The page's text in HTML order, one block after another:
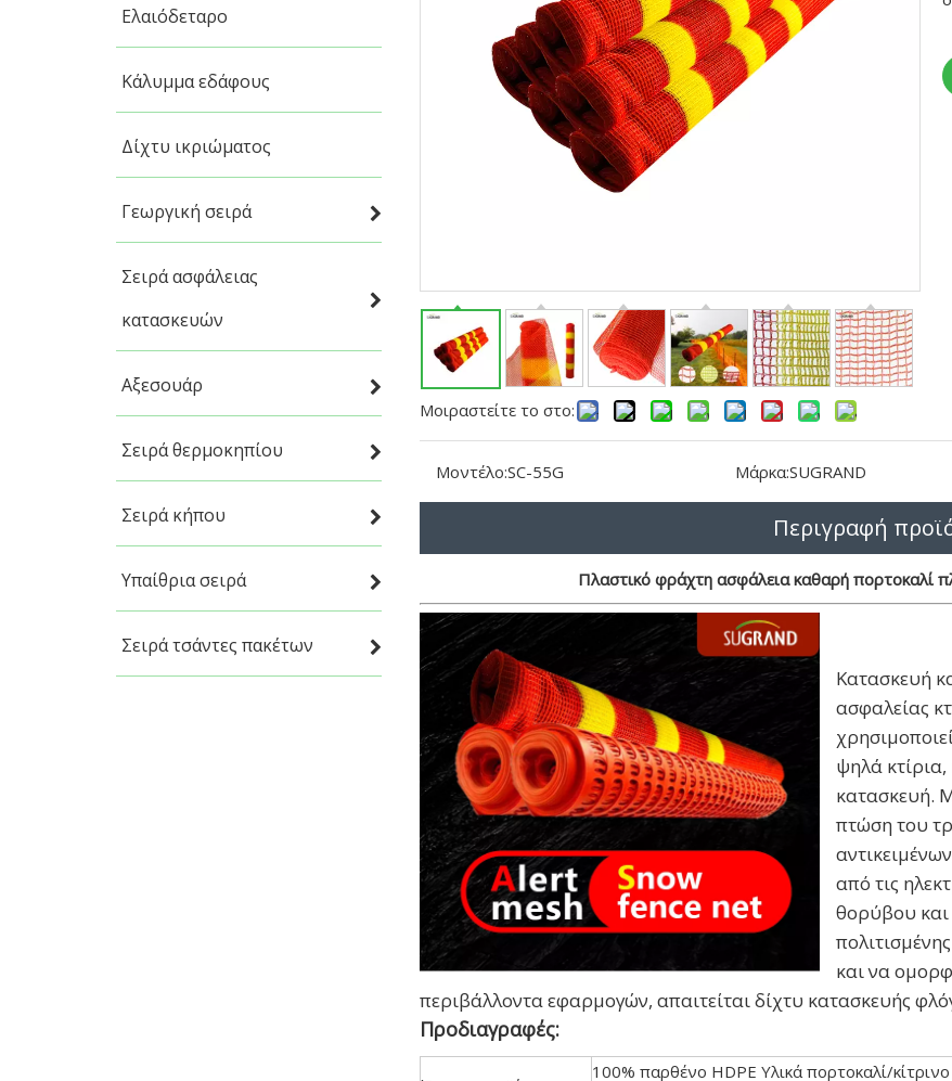
Ελαιόδεταρο
Κάλυμμα εδάφους
Δίχτυ ικριώματος
Γεωργική σειρά
Σειρά ασφάλειας
κατασκευών
Αξεσουάρ
Σειρά θερμοκηπίου
Σειρά κήπου
Υπαίθρια σειρά
Σειρά τσάντες πακέτων
Μοιραστείτε το στο:
Μοντέλο:SC-55G Μάρκα:SUGRAND
Περιγραφή
Πλαστικό φράχτη ασφάλεια καθαρή πορτοκαλί
Κατασκευή
ασφαλείας
ψηλά
κατασκευή.
πτώση του
από τις
θορύβου και
και να
περιβάλλοντα εφαρμογών, απαιτείται δίχτυ κατασκευής
Προδιαγραφές:
100% παρθένο HDPE Υλικά πορτοκαλί/